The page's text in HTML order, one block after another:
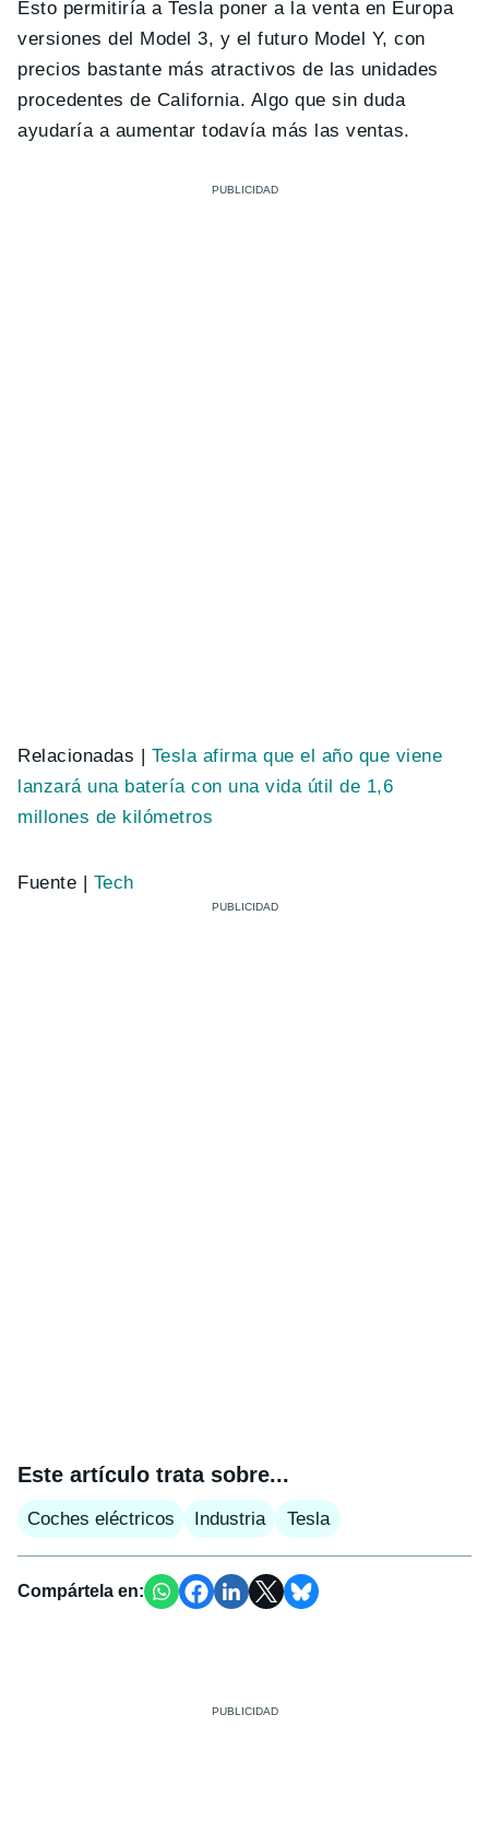
Esto permitiría a Tesla poner a la venta en Europa
versiones del Model 3, y el futuro Model Y, con
precios bastante más atractivos de las unidades
procedentes de California. Algo que sin duda
ayudaría a aumentar todavía más las ventas.
Relacionadas | Tesla afirma que el año que viene
lanzará una batería con una vida útil de 1,6
millones de kilómetros
Fuente | Tech
Este artículo trata sobre...
Coches eléctricos Industria Tesla
Compártela en: